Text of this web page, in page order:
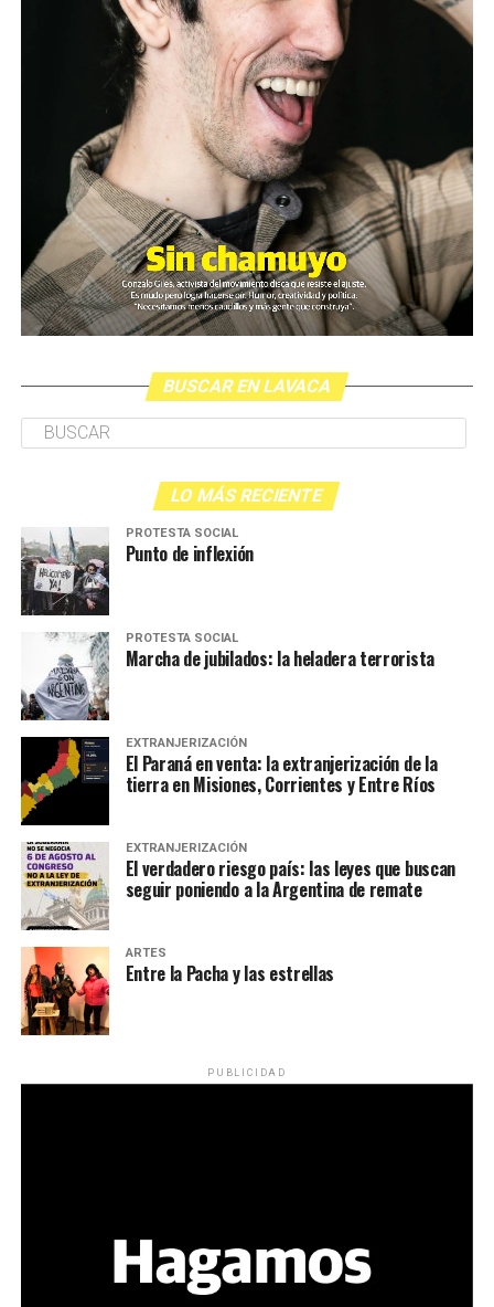
BUSCAR EN LAVACA
LO MÁS RECIENTE
PROTESTA SOCIAL
Punto de inflexión
PROTESTA SOCIAL
Marcha de jubilados: la heladera terrorista
EXTRANJERIZACIÓN
El Paraná en venta: la extranjerización de la
tierra en Misiones, Corrientes y Entre Ríos
EXTRANJERIZACIÓN
El verdadero riesgo país: las leyes que buscan
seguir poniendo a la Argentina de remate
ARTES
Entre la Pacha y las estrellas
PUBLICIDAD